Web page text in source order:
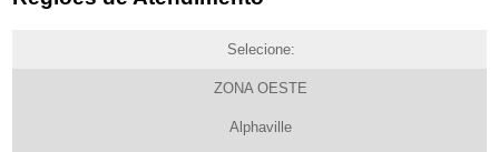
Selecione:
ZONA OESTE
Alphaville